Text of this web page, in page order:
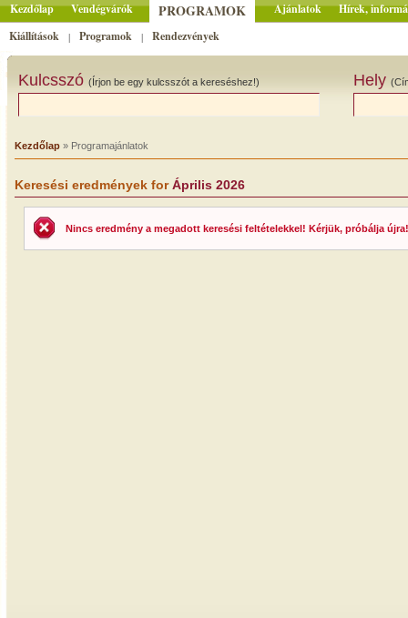
Kezdőlap Vendégvárók PROGRAMOK Ajánlatok
Hírek,
Kiállítások
| Programok | Rendezvények
Kulcsszó (Írjon be egy kulcsszót a kereséshez!) Hely
Kezdőlap » Programajánlatok
Keresési eredmények forÁprilis 2026
Nincs eredmény a megadott keresési feltételekkel! Kérjük, próbálja újra!